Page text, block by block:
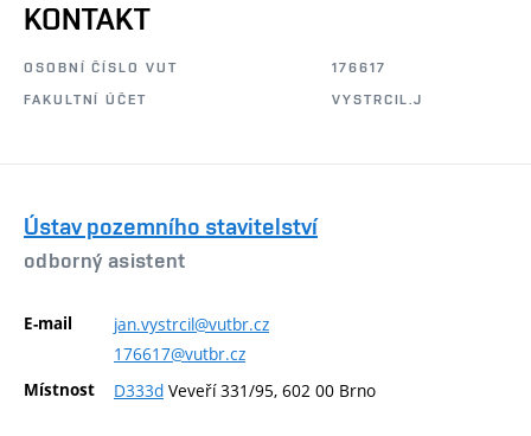
KONTAKT
OSOBNÍ ČÍSLO VUT
176617
FAKULTNÍ ÚČET
VYSTRCIL.J
Ústav pozemního stavitelství
odborný asistent
E-mail
jan.vystrcil@vutbr.cz
176617@vutbr.cz
Místnost D333d Veveří 331/95, 602 00 Brno